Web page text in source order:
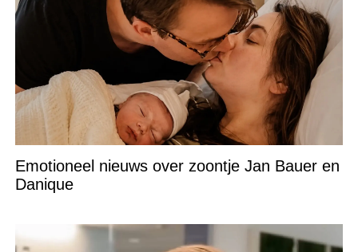
Emotioneel nieuws over zoontje Jan Bauer en
Danique